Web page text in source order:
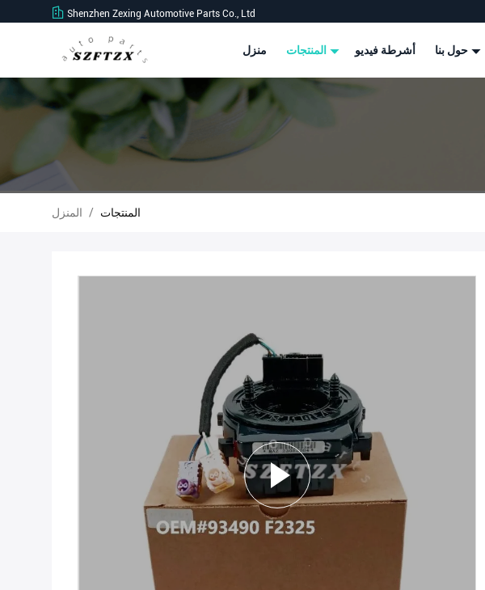
Shenzhen Zexing Automotive Parts Co., Ltd
منزل أشرطة فيديو
المنزل / المنتجات